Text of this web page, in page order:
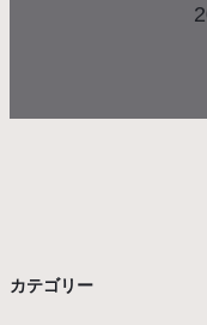
カテゴリー